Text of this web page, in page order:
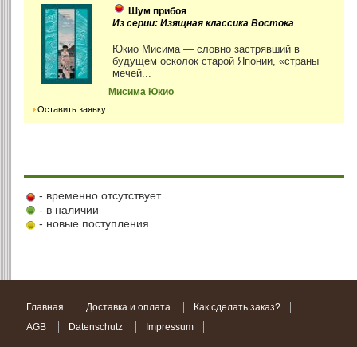
Шум прибоя
Из серии: Изящная классика Востока
Юкио Мисима — словно застрявший в
будущем осколок старой Японии, «страны
мечей...
Мисима Юкио
Оставить заявку
- временно отсутствует
- в наличии
- новые поступления
Главная Доставка и оплата
Как сделать заказ?
AGB
Datenschutz Impressum